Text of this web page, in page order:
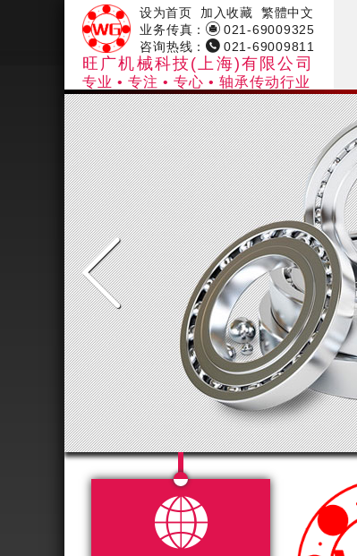
设为首页 加入收藏
繁體中文
业务传真： 021-69009325
咨询热线： 021-69009811
旺广机械科技(上海)有限公司
专业 • 专注 • 专心 • 轴承传动行业

